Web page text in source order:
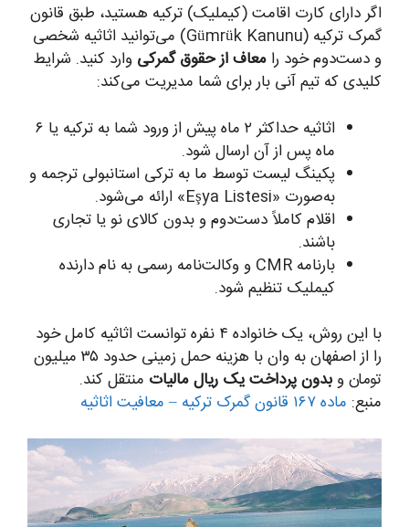
اگر دارای کارت اقامت (کیملیک) ترکیه هستید، طبق قانون
گمرک ترکیه (Gümrük Kanunu) می‌توانید اثاثیه شخصی
و دست‌دوم خود را معاف از حقوق گمرکی وارد کنید. شرایط
کلیدی که تیم آنی بار برای شما مدیریت می‌کند:
اثاثیه حداکثر ۲ ماه پیش از ورود شما به ترکیه یا ۶
ماه پس از آن ارسال شود.
پکینگ لیست توسط ما به ترکی استانبولی ترجمه و
به‌صورت «Eşya Listesi» ارائه می‌شود.
اقلام کاملاً دست‌دوم و بدون کالای نو یا تجاری
باشند.
بارنامه CMR و وکالت‌نامه رسمی به نام دارنده
کیملیک تنظیم شود.
با این روش، یک خانواده ۴ نفره توانست اثاثیه کامل خود
را از اصفهان به وان با هزینه حمل زمینی حدود ۳۵ میلیون
تومان وبدون پرداخت یک ریال مالیات منتقل کند.
منبع: ماده ۱۶۷ قانون گمرک ترکیه – معافیت اثاثیه